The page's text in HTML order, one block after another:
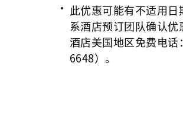
此优惠可能有不适用
系酒店预订团队确认
酒店美国地区免费电话
6648）。